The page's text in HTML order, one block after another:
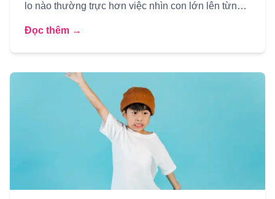
lo nào thường trực hơn việc nhìn con lớn lên từng
Đọc thêm →